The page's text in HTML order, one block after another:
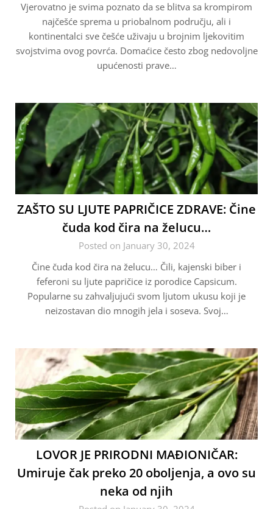
Vjerovatno je svima poznato da se blitva sa krompirom
najčešće sprema u priobalnom području, ali i
kontinentalci sve češće uživaju u brojnim ljekovitim
svojstvima ovog povrća. Domaćice često zbog nedovoljne
upućenosti prave…
ZAŠTO SU LJUTE PAPRIČICE ZDRAVE: Čine
čuda kod čira na želucu…
Posted on January 30, 2024
Čine čuda kod čira na želucu… Čili, kajenski biber i
feferoni su ljute papričice iz porodice Capsicum.
Popularne su zahvaljujući svom ljutom ukusu koji je
neizostavan dio mnogih jela i soseva. Svoj…
LOVOR JE PRIRODNI MAĐIONIČAR:
Umiruje čak preko 20 oboljenja, a ovo su
neka od njih